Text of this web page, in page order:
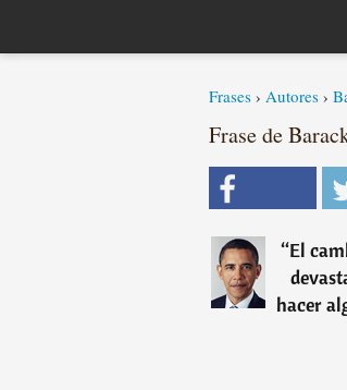
Frases › Autores ›
Frase de
“El
hacer